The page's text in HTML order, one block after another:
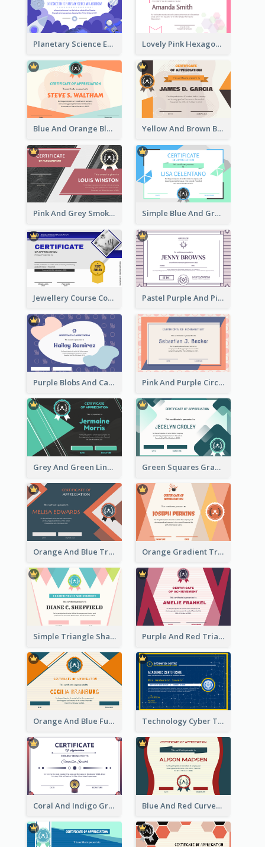
Planetary Science Education Certificate Lovely Pink Hexagonal Shapes Certification Design
Blue And Orange Blobs Shapes Certificate Yellow And Brown Blobs Background Certificate
Pink And Grey Smoke Background Certificate Simple Blue And Green Triangles Shapes Certificate
Jewellery Course Completion Certificate Pastel Purple And Pink Elegant Certificate Design
Purple Blobs And Cats Patterns Appreciation Certificate Pink And Purple Circles Pattern Appreciation Certificate
Grey And Green Lines Patterns Certificate Green Squares Gradient Appreciation Certificate
Orange And Blue Triangle Patterns Appreciation Certificate Orange Gradient Triangle Patterns Certificate
Simple Triangle Shapes Appreciation Certificate Purple And Red Triangles Achievement Certificate
Orange And Blue Fun Triangles Certificate Technology Cyber Theme School Certificate Design
Coral And Indigo Gradient Border Certificate Design Blue And Red Curves Shape Award Certificate